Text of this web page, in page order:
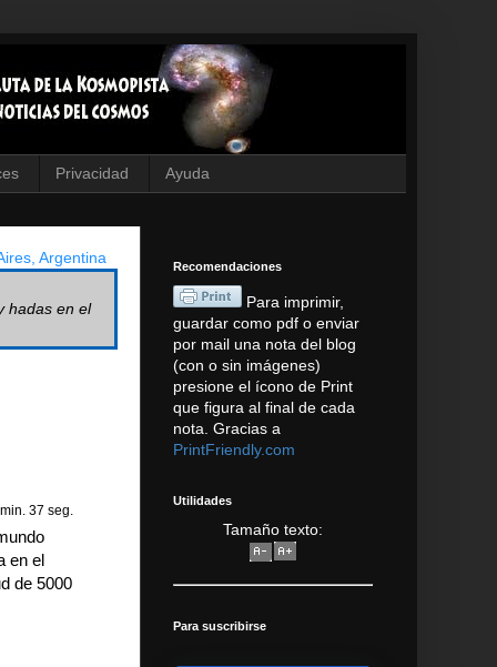
Privacidad Ayuda
Argentina
hadas en el
37 seg.
en el
de 5000
Recomendaciones
Para imprimir,
guardar como pdf o enviar
por mail una nota del blog
(con o sin imágenes)
presione el ícono de Print
que figura al final de cada
nota. Gracias a
PrintFriendly.com
Utilidades
Tamaño texto:
Para suscribirse